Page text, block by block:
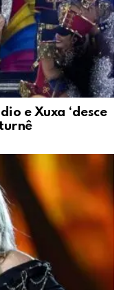
e Xuxa ‘desce